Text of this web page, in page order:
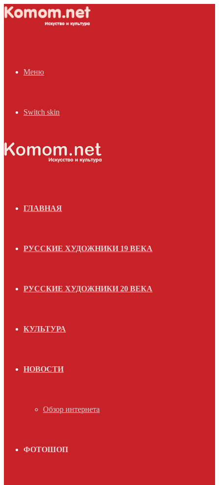
Меню
Switch skin
ГЛАВНАЯ
РУССКИЕ ХУДОЖНИКИ 19 ВЕКА
РУССКИЕ ХУДОЖНИКИ 20 ВЕКА
КУЛЬТУРА
НОВОСТИ
Обзор интернета
ФОТОШОП